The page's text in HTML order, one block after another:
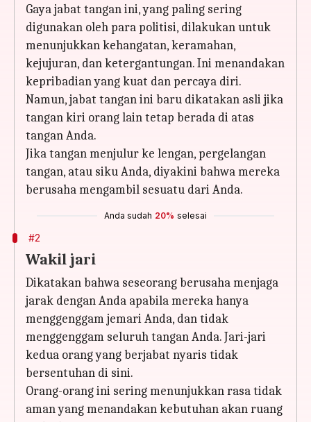
Gaya jabat tangan ini, yang paling sering
digunakan oleh para politisi, dilakukan untuk
menunjukkan kehangatan, keramahan,
kejujuran, dan ketergantungan. Ini menandakan
kepribadian yang kuat dan percaya diri.
Namun, jabat tangan ini baru dikatakan asli jika
tangan kiri orang lain tetap berada di atas
tangan Anda.
Jika tangan menjulur ke lengan, pergelangan
tangan, atau siku Anda, diyakini bahwa mereka
berusaha mengambil sesuatu dari Anda.
Anda sudah 20% selesai
#2
Wakil jari
Dikatakan bahwa seseorang berusaha menjaga
jarak dengan Anda apabila mereka hanya
menggenggam jemari Anda, dan tidak
menggenggam seluruh tangan Anda. Jari-jari
kedua orang yang berjabat nyaris tidak
bersentuhan di sini.
Orang-orang ini sering menunjukkan rasa tidak
aman yang menandakan kebutuhan akan ruang